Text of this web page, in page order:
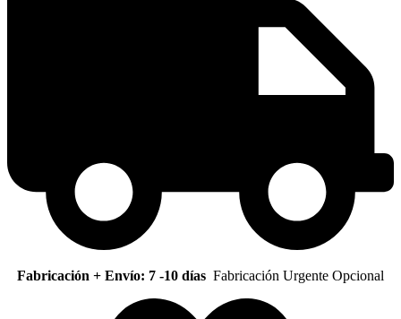
Fabricación + Envío: 7 -10 días Fabricación Urgente Opcional